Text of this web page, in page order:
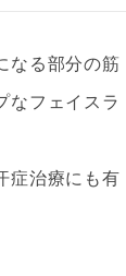
なる部分の筋
なフェイスラ
症治療にも有